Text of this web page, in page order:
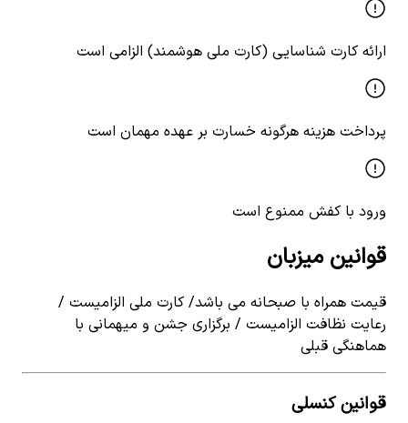
ارائه کارت شناسایی (کارت ملی هوشمند) الزامی است
پرداخت هزینه هرگونه خسارت بر عهده مهمان است
ورود با کفش ممنوع است
قوانین میزبان
قیمت همراه با صبحانه می باشد/ کارت ملی الزامیست /
رعایت نظافت الزامیست / برگزاری جشن و میهمانی با
هماهنگی قبلی
قوانین کنسلی